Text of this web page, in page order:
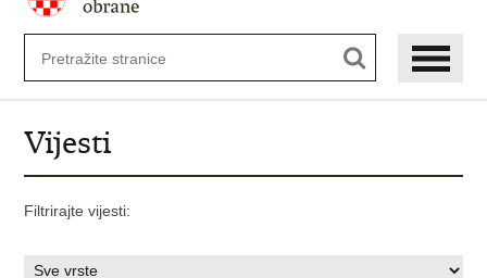
Vijesti
Filtrirajte vijesti: